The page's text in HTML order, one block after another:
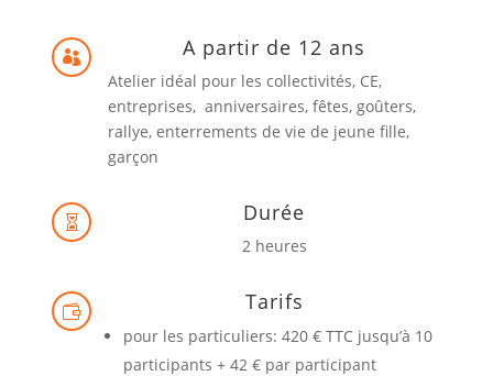
 A partir de 12 ans
Atelier idéal pour les collectivités, CE,
entreprises, anniversaires, fêtes, goûters,
rallye, enterrements de vie de jeune fille,
garçon
 Durée
2 heures
 Tarifs
pour les particuliers: 420 € TTC jusqu’à 10
participants + 42 € par participant